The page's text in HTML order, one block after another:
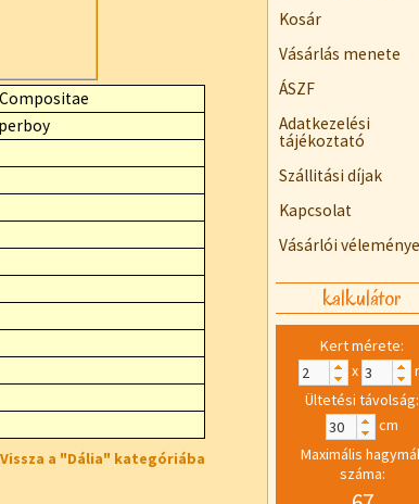
Vissza a "Dália" kategóriába
Kosár
Vásárlás menete
ÁSZF
Adatkezelési
tájékoztató
Szállitási díjak
Kapcsolat
Vásárlói
kalkulátor
Kert mérete:
x
Ültetési távolság:
cm
Maximális
száma: